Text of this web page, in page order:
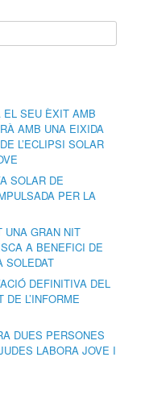
EL SEU ÈXIT AMB
AMB UNA EIXIDA
L’ECLIPSI SOLAR
SOLAR DE
PER LA
UNA GRAN NIT
A BENEFICI DE
SOLEDAT
DEFINITIVA DEL
L’INFORME
DUES PERSONES
LABORA JOVE I